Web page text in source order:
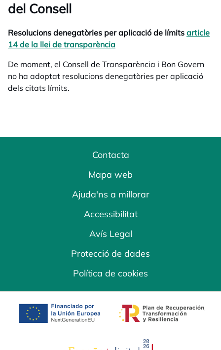
del Consell
Resolucions denegatòries per aplicació de límits article
14 de la llei de transparència
De moment, el Consell de Transparència i Bon Govern
no ha adoptat resolucions denegatòries per aplicació
dels citats límits.
Contacta
Mapa web
Ajuda'ns a millorar
Accessibilitat
Avís Legal
Protecció de dades
Política de cookies
opens in a new tab opens in a new
opens in a new tab